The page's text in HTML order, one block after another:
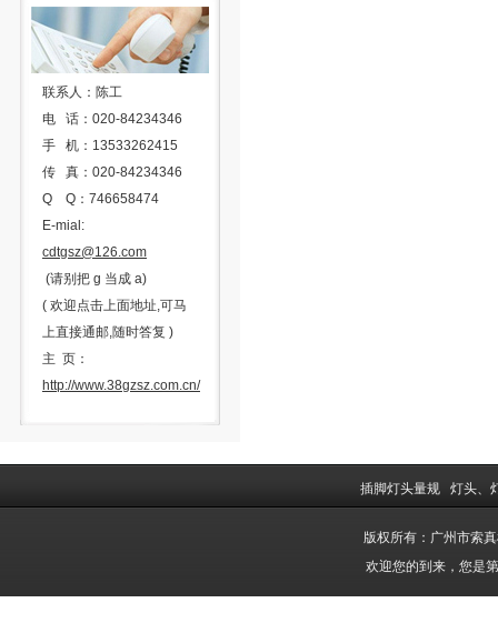
联系人：陈工
电 话：020-84234346
手 机：13533262415
传 真：020-84234346
Q Q：746658474
E-mial:
cdtgsz@126.com
(请别把 g 当成 a)
( 欢迎点击上面地址,可马
上直接通邮,随时答复 )
主 页：
http://www.38gzsz.com.cn/
插脚灯头量规 灯头、
版权所有：广州市索
欢迎您的到来，您是第